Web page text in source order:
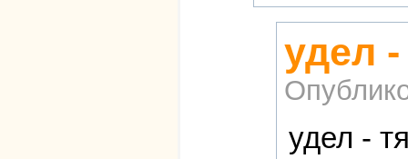
удел -
удел -